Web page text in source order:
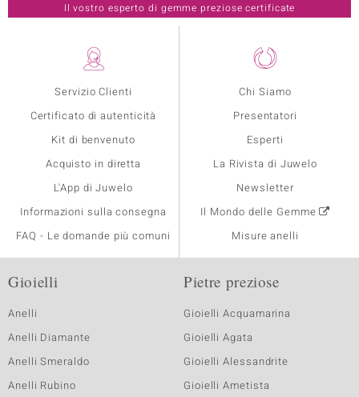
Servizio Clienti
Certificato di autenticità
Kit di benvenuto
Acquisto in diretta
L'App di Juwelo
Informazioni sulla consegna
FAQ - Le domande più comuni
Chi Siamo
Presentatori
Esperti
La Rivista di Juwelo
Newsletter
Il Mondo delle Gemme
Misure anelli
Il vostro esperto di gemme preziose certificate
Gioielli
Anelli
Anelli Diamante
Anelli Smeraldo
Anelli Rubino
Pietre preziose
Gioielli Acquamarina
Gioielli Agata
Gioielli Alessandrite
Gioielli Ametista